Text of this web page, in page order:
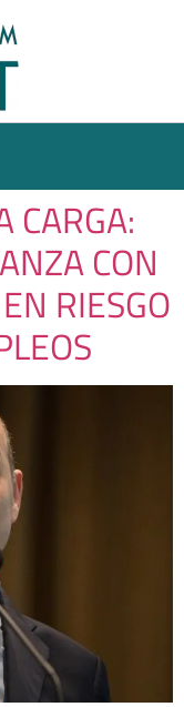
CARGA:
CON
RIESGO